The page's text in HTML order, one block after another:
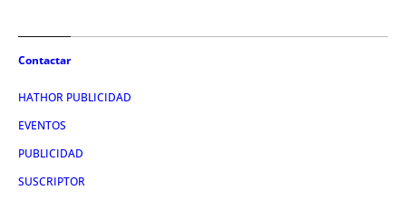
Contactar
HATHOR PUBLICIDAD
EVENTOS
PUBLICIDAD
SUSCRIPTOR